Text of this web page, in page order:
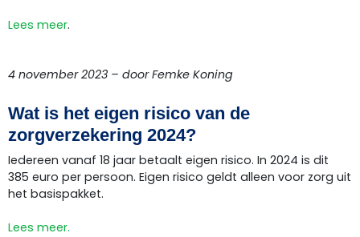
Lees meer.
4 november 2023 – door Femke Koning
Wat is het eigen risico van de
zorgverzekering 2024?
Iedereen vanaf 18 jaar betaalt eigen risico. In 2024 is dit
385 euro per persoon. Eigen risico geldt alleen voor zorg uit
het basispakket.
Lees meer.